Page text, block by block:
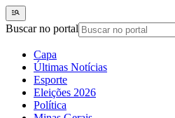
Buscar no portal
Capa
Últimas Notícias
Esporte
Eleições 2026
Política